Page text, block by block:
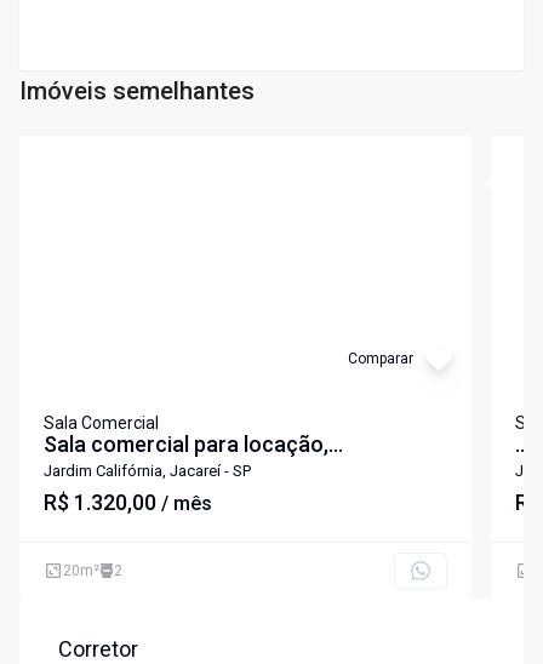
Imóveis semelhantes
Comparar
Sala Comercial
Sala comercial para locação,
20m²,Condomínio Empresarial Califórnia
Center, Jardim Califórnia, Jacareí
Jardim Califórnia, Jacareí - SP
R$ 1.320,00 / mês
20m² 2
...
Corretor